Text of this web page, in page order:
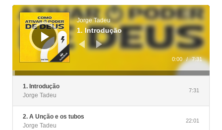
Tocador
de
áudio
Jorge Tadeu
1. Introdução
0:00 / 7:31
1. Introdução
Jorge Tadeu
7:31
2. A Unção e os tubos
Jorge Tadeu
22:01